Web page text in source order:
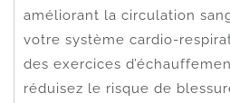
améliorant la circulation
votre système cardio-
des exercices
réduisez le risque de